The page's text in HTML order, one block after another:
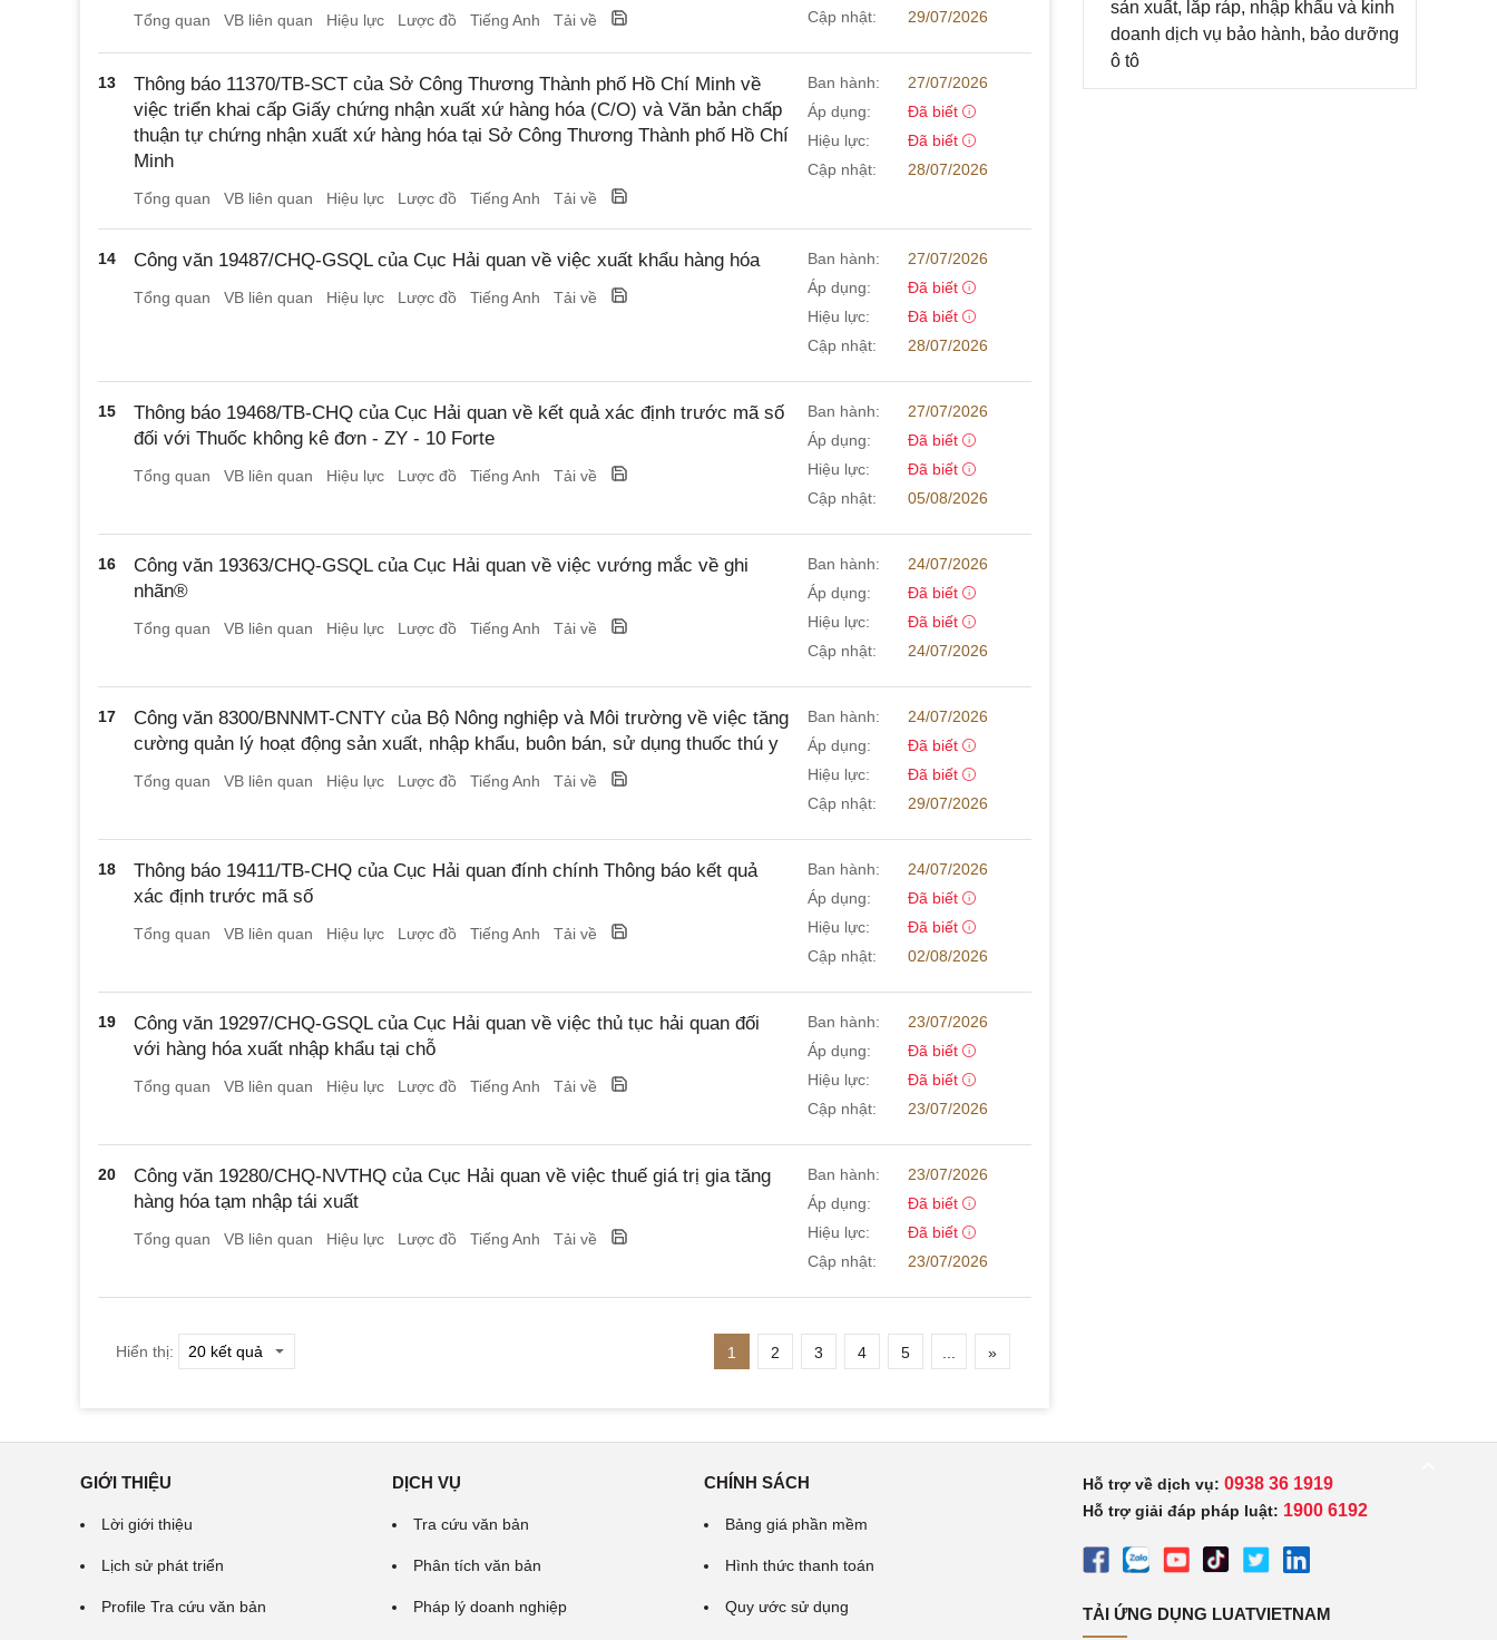
Tổng quan VB liên quan Hiệu lực Lược đồ Tiếng Anh Tải về
Cập nhật:
29/07/2026
13
Thông báo 11370/TB-SCT của Sở Công Thương Thành phố Hồ Chí Minh về
việc triển khai cấp Giấy chứng nhận xuất xứ hàng hóa (C/O) và Văn bản chấp
thuận tự chứng nhận xuất xứ hàng hóa tại Sở Công Thương Thành phố Hồ Chí
Minh
Tổng quan VB liên quan Hiệu lực Lược đồ Tiếng Anh Tải về
Ban hành:
27/07/2026
Áp dụng:
Đã biết
Hiệu lực:
Đã biết
Cập nhật:
28/07/2026
14 Công văn 19487/CHQ-GSQL của Cục Hải quan về việc xuất khẩu hàng hóa
Tổng quan VB liên quan Hiệu lực Lược đồ Tiếng Anh Tải về
Ban hành:
27/07/2026
Áp dụng:
Đã biết
Hiệu lực:
Đã biết
Cập nhật:
28/07/2026
15
Thông báo 19468/TB-CHQ của Cục Hải quan về kết quả xác định trước mã số
đối với Thuốc không kê đơn - ZY - 10 Forte
Tổng quan VB liên quan Hiệu lực Lược đồ Tiếng Anh Tải về
Ban hành:
27/07/2026
Áp dụng:
Đã biết
Hiệu lực:
Đã biết
Cập nhật:
05/08/2026
16
Công văn 19363/CHQ-GSQL của Cục Hải quan về việc vướng mắc về ghi
nhãn®
Tổng quan VB liên quan Hiệu lực Lược đồ Tiếng Anh Tải về
Ban hành:
24/07/2026
Áp dụng:
Đã biết
Hiệu lực:
Đã biết
Cập nhật:
24/07/2026
17
Công văn 8300/BNNMT-CNTY của Bộ Nông nghiệp và Môi trường về việc tăng
cường quản lý hoạt động sản xuất, nhập khẩu, buôn bán, sử dụng thuốc thú y
Tổng quan VB liên quan Hiệu lực Lược đồ Tiếng Anh Tải về
Ban hành:
24/07/2026
Áp dụng:
Đã biết
Hiệu lực:
Đã biết
Cập nhật:
29/07/2026
18
Thông báo 19411/TB-CHQ của Cục Hải quan đính chính Thông báo kết quả
xác định trước mã số
Tổng quan VB liên quan Hiệu lực Lược đồ Tiếng Anh Tải về
Ban hành:
24/07/2026
Áp dụng:
Đã biết
Hiệu lực:
Đã biết
Cập nhật:
02/08/2026
19
Công văn 19297/CHQ-GSQL của Cục Hải quan về việc thủ tục hải quan đối
với hàng hóa xuất nhập khẩu tại chỗ
Tổng quan VB liên quan Hiệu lực Lược đồ Tiếng Anh Tải về
Ban hành:
23/07/2026
Áp dụng:
Đã biết
Hiệu lực:
Đã biết
Cập nhật:
23/07/2026
20
Công văn 19280/CHQ-NVTHQ của Cục Hải quan về việc thuế giá trị gia tăng
hàng hóa tạm nhập tái xuất
Tổng quan VB liên quan Hiệu lực Lược đồ Tiếng Anh Tải về
Ban hành:
23/07/2026
Áp dụng:
Đã biết
Hiệu lực:
Đã biết
Cập nhật:
23/07/2026
Hiển thị: 1 2 3 4 5 »
sản xuất, lắp ráp, nhập khẩu và kinh
doanh dịch vụ bảo hành, bảo dưỡng
ô tô
GIỚI THIỆU
Lời giới thiệu
Lịch sử phát triển
Profile Tra cứu văn bản
DỊCH VỤ
Tra cứu văn bản
Phân tích văn bản
Pháp lý doanh nghiệp
CHÍNH SÁCH
Bảng giá phần mềm
Hình thức thanh toán
Quy ước sử dụng
Hỗ trợ về dịch vụ: 0938 36 1919
Hỗ trợ giải đáp pháp luật: 1900 6192
TẢI ỨNG DỤNG LUATVIETNAM